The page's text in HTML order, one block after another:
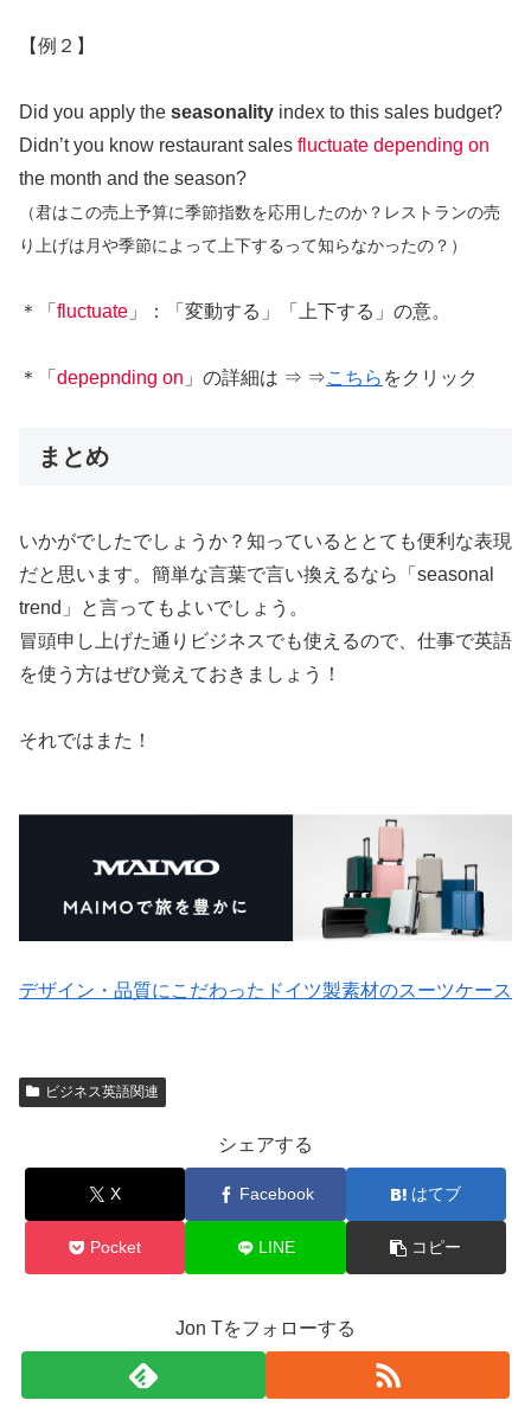
【例２】
Did you apply the seasonality index to this sales budget?
Didn’t you know restaurant sales fluctuate depending on
the month and the season?
（君はこの売上予算に季節指数を応用したのか？レストランの売
り上げは月や季節によって上下するって知らなかったの？）
＊「 fluctuate 」：「変動する」「上下する」の意。
＊「 depepnding on 」の詳細は ⇒ ⇒こちら をクリック
まとめ
いかがでしたでしょうか？知っているととても便利な表現
だと思います。簡単な言葉で言い換えるなら「seasonal
trend」と言ってもよいでしょう。
冒頭申し上げた通りビジネスでも使えるので、仕事で英語
を使う方はぜひ覚えておきましょう！
それではまた！
デザイン・品質にこだわったドイツ製素材のスーツケース
ビジネス英語関連
シェアする
X Facebook はてブ
Pocket LINE コピー
Jon Tをフォローする